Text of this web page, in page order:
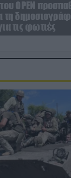
OPEN
τη
τις φωτιές